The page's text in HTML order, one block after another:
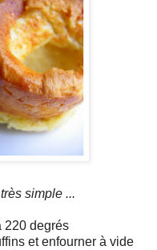
simple ...
220 degrés
et enfourner à vide